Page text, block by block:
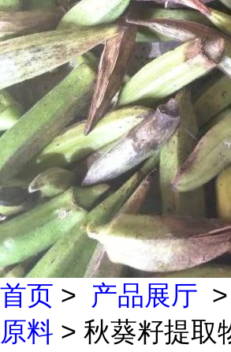
首页 > 产品展厅 >
原料 > 秋葵籽提取